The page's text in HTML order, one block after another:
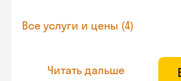
Все услуги и цены (4)
Читать дальше